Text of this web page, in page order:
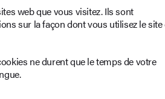
web que vous visitez. Ils sont
sur la façon dont vous utilisez le site
ne durent que le temps de votre